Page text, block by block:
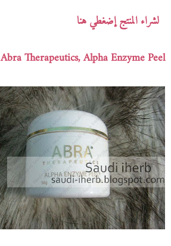
لشراء المنتج إضغطي هنا
Abra Therapeutics, Alpha Enzyme Peel